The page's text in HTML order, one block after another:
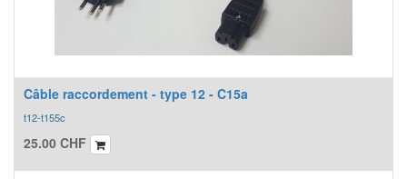
Câble raccordement - type 12 - C15a
t12-t155c
25.00 CHF